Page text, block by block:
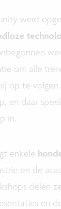
werd
om alle
op te volgen.
en daar
in.
enkele
en de
delen
en